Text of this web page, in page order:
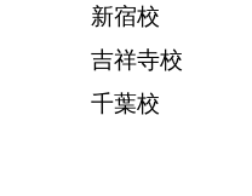
新宿校
吉祥寺校
千葉校